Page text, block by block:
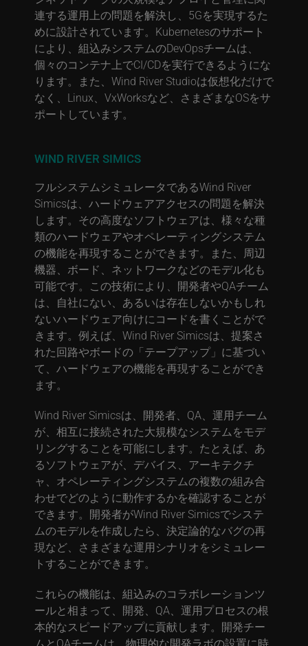
連する運用上の問題を解決し、5Gを実現するた
めに設計されています。Kubernetesのサポート
により、組込みシステムのDevOpsチームは、
個々のコンテナ上でCI/CDを実行できるようにな
ります。また、Wind River Studioは仮想化だけで
なく、Linux、VxWorksなど、さまざまなOSをサ
ポートしています。
WIND RIVER SIMICS
フルシステムシミュレータであるWind River
Simicsは、ハードウェアアクセスの問題を解決
します。その高度なソフトウェアは、様々な種
類のハードウェアやオペレーティングシステム
の機能を再現することができます。また、周辺
機器、ボード、ネットワークなどのモデル化も
可能です。この技術により、開発者やQAチーム
は、自社にない、あるいは存在しないかもしれ
ないハードウェア向けにコードを書くことがで
きます。例えば、Wind River Simicsは、提案さ
れた回路やボードの「テープアップ」に基づい
て、ハードウェアの機能を再現することができ
ます。
Wind River Simicsは、開発者、QA、運用チーム
が、相互に接続された大規模なシステムをモデ
リングすることを可能にします。たとえば、あ
るソフトウェアが、デバイス、アーキテクチ
ャ、オペレーティングシステムの複数の組み合
わせでどのように動作するかを確認することが
できます。開発者がWind River Simicsでシステ
ムのモデルを作成したら、決定論的なバグの再
現など、さまざまな運用シナリオをシミュレー
トすることができます。
これらの機能は、組込みのコラボレーションツ
ールと相まって、開発、QA、運用プロセスの根
本的なスピードアップに貢献します。開発チー